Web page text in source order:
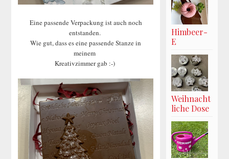
Eine passende Verpackung ist auch noch
entstanden.
Wie gut, dass es eine passende Stanze in
meinem
Kreativzimmer gab :-)
Himbeer-
E
Weihnacht
liche Dose